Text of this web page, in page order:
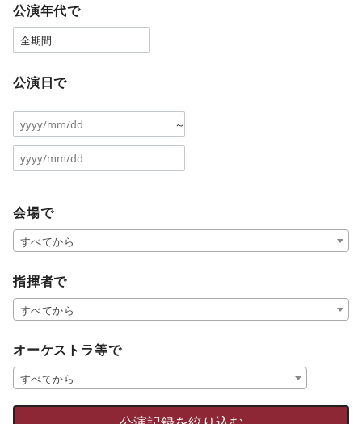
公演年代で
公演日で
～
会場で
すべてから
指揮者で
すべてから
オーケストラ等で
すべてから